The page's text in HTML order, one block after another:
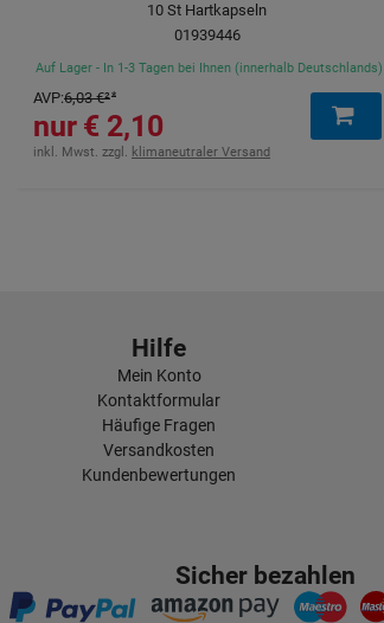
10 St Hartkapseln
01939446
2,10 €
AVP:6,03 €²
Auf Lager - In 1-3 Tagen bei Ihnen (innerhalb Deutschlands)
inkl. Mwst. zzgl. klimaneutraler Versand
Hilfe
Mein Konto
Kontaktformular
Häufige Fragen
Versandkosten
Kundenbewertungen
Sicher bezahlen